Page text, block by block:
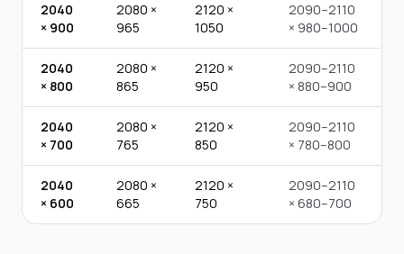
2040
× 900
2080 ×
965
2120 ×
1050
2090–2110
× 980–1000
2040
× 800
2080 ×
865
2120 ×
950
2090–2110
× 880–900
2040
× 700
2080 ×
765
2120 ×
850
2090–2110
× 780–800
2040
× 600
2080 ×
665
2120 ×
750
2090–2110
× 680–700